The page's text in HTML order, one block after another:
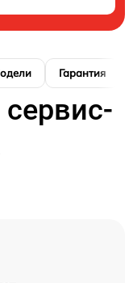
Гарантия